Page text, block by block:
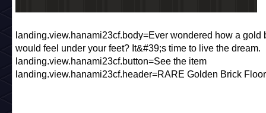
landing.view.hanami23cf.body=Ever wondered how a gold
would feel under your feet? It&#39;s time to live the dream.
landing.view.hanami23cf.button=See the item
landing.view.hanami23cf.header=RARE Golden Brick Floor